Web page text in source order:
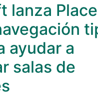
lanza
ayudar a
salas de